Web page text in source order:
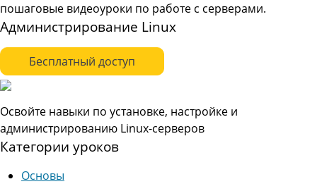
пошаговые видеоуроки по работе с серверами.
Администрирование Linux
Бесплатный доступ
Освойте навыки по установке, настройке и
администрированию Linux-серверов
Категории уроков
Основы